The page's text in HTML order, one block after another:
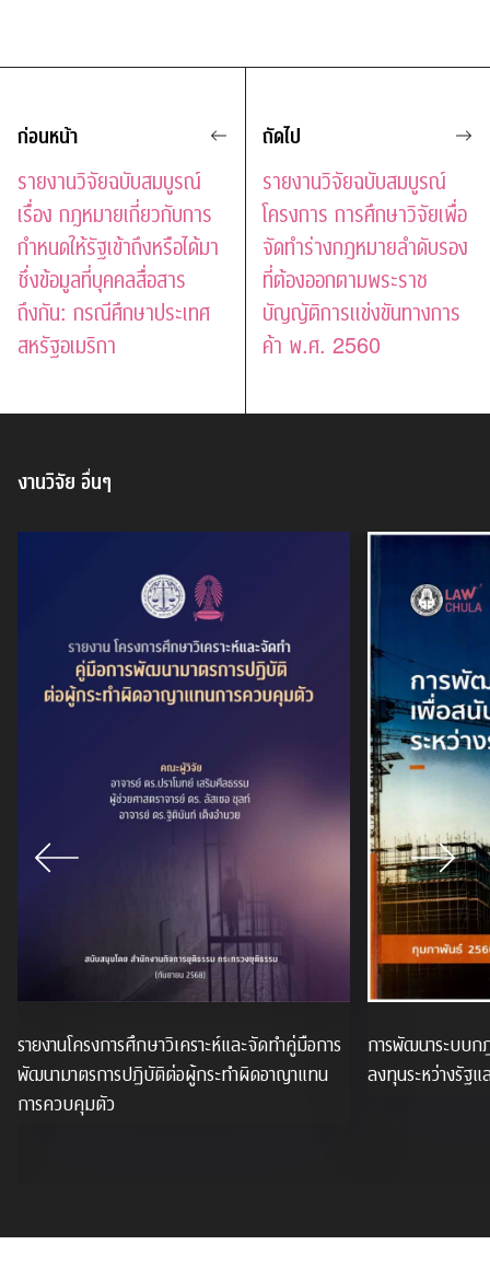
ก่อนหน้า
รายงานวิจัยฉบับสมบูรณ์
เรื่อง กฎหมายเกี่ยวกับการ
กำหนดให้รัฐเข้าถึงหรือได้มา
ซึ่งข้อมูลที่บุคคลสื่อสาร
ถึงกัน: กรณีศึกษาประเทศ
สหรัฐอเมริกา
ถัดไป
รายงานวิจัยฉบับสมบูรณ์
โครงการ การศึกษาวิจัยเพื่อ
จัดทำร่างกฎหมายลำดับรอง
ที่ต้องออกตามพระราช
บัญญัติการแข่งขันทางการ
ค้า พ.ศ. 2560
งานวิจัย อื่นๆ
รายงานโครงการศึกษาวิเคราะห์และจัดทําคู่มือการ
พัฒนามาตรการปฏิบัติต่อผู้กระทําผิดอาญาแทน
การควบคุมตัว
การพัฒนาระบบก
ลงทุนระหว่างรัฐแ